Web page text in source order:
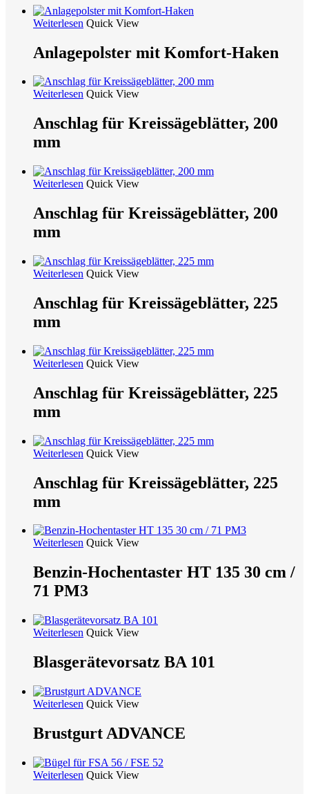
Weiterlesen Quick View
Anlagepolster mit Komfort-Haken
Weiterlesen Quick View
Anschlag für Kreissägeblätter, 200
mm
Weiterlesen Quick View
Anschlag für Kreissägeblätter, 200
mm
Weiterlesen Quick View
Anschlag für Kreissägeblätter, 225
mm
Weiterlesen Quick View
Anschlag für Kreissägeblätter, 225
mm
Weiterlesen Quick View
Anschlag für Kreissägeblätter, 225
mm
Weiterlesen Quick View
Benzin-Hochentaster HT 135 30 cm /
71 PM3
Weiterlesen Quick View
Blasgerätevorsatz BA 101
Weiterlesen Quick View
Brustgurt ADVANCE
Weiterlesen Quick View